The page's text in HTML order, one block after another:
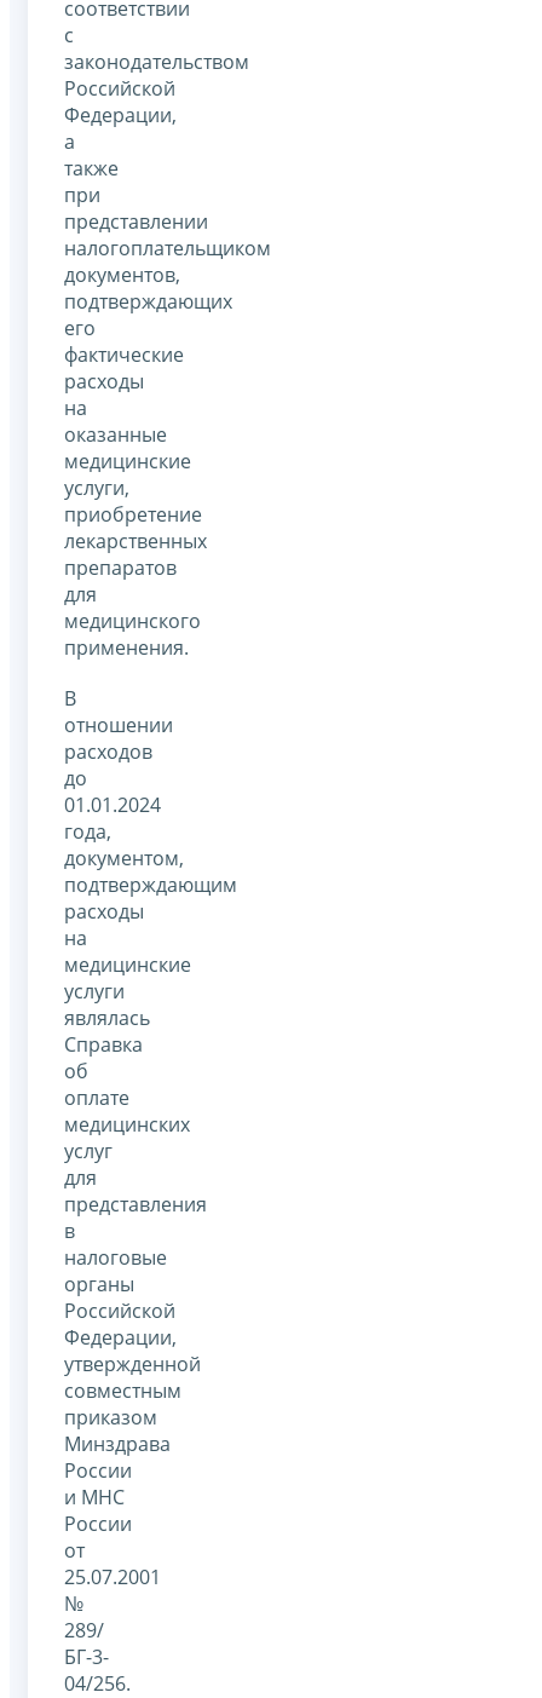
соответствии
с
законодательством
Российской
Федерации,
а
также
при
представлении
налогоплательщиком
документов,
подтверждающих
его
фактические
расходы
на
оказанные
медицинские
услуги,
приобретение
лекарственных
препаратов
для
медицинского
применения.
В
отношении
расходов
до
01.01.2024
года,
документом,
подтверждающим
расходы
на
медицинские
услуги
являлась
Справка
об
оплате
медицинских
услуг
для
представления
в
налоговые
органы
Российской
Федерации,
утвержденной
совместным
приказом
Минздрава
России
и МНС
России
от
25.07.2001
№
289/
БГ-3-
04/256.